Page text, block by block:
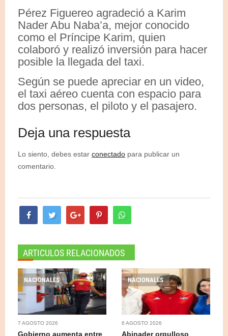
Pérez Figuereo agradeció a Karim
Nader Abu Naba’a, mejor conocido
como el Príncipe Karim, quien
colaboró y realizó inversión para hacer
posible la llegada del taxi.
Según se puede apreciar en un video,
el taxi aéreo cuenta con espacio para
dos personas, el piloto y el pasajero.
Deja una respuesta
Lo siento, debes estar conectado para publicar un
comentario.
ARTICULOS RELACIONADOS
NACIONALES
7 AGOSTO 2026
Gobierno aumenta entre
NACIONALES
6 AGOSTO 2026
Abinader orgulloso